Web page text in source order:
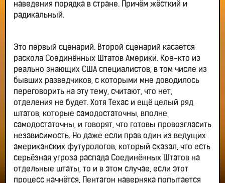
наведения порядка в стране. Причём жёсткий и
радикальный.
Это первый сценарий. Второй сценарий касается
раскола Соединённых Штатов Америки. Кое-кто из
реально знающих США специалистов, в том числе из
бывших разведчиков, с которыми мне доводилось
переговорить на эту тему, считают, что нет,
отделения не будет. Хотя Техас и ещё целый ряд
штатов, которые самодостаточны, вполне
самодостаточны, и говорят, что готовы провозгласить
независимость. Но даже если прав один из ведущих
американских футурологов, который сказал, что есть
серьёзная угроза распада Соединённых Штатов на
отдельные штаты, то и в этом случае, если этот
процесс начнётся, Пентагон наверняка попытается